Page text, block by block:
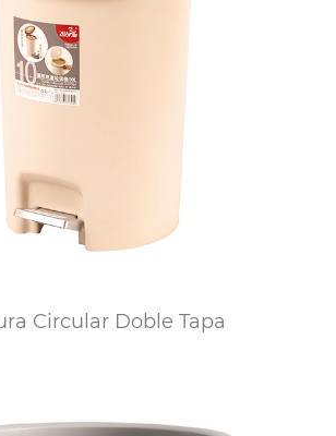
Circular Doble Tapa